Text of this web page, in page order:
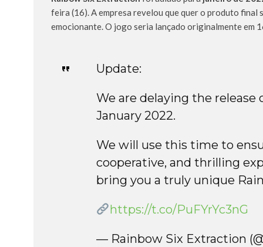
feira (16). A empresa revelou que quer o produto
emocionante. O jogo seria lançado originalmente em
Update:
We are delaying the
January 2022.
We will use this time to
cooperative, and thrilling
bring you a truly unique
https://t.co/PuFYrYc3nG
— Rainbow Six Extraction